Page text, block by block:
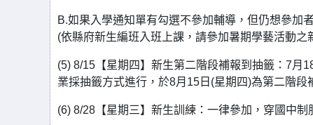
B.如果入學通知單有勾選不參加輔導，但仍想參加
(依縣府新生編班入班上課，請參加暑期學藝活動之
(5) 8/15【星期四】新生第二階段補報到抽籤：7月
業採抽籤方式進行，於8月15日(星期四)為第二階
(6) 8/28【星期三】新生訓練：一律參加，穿國中制